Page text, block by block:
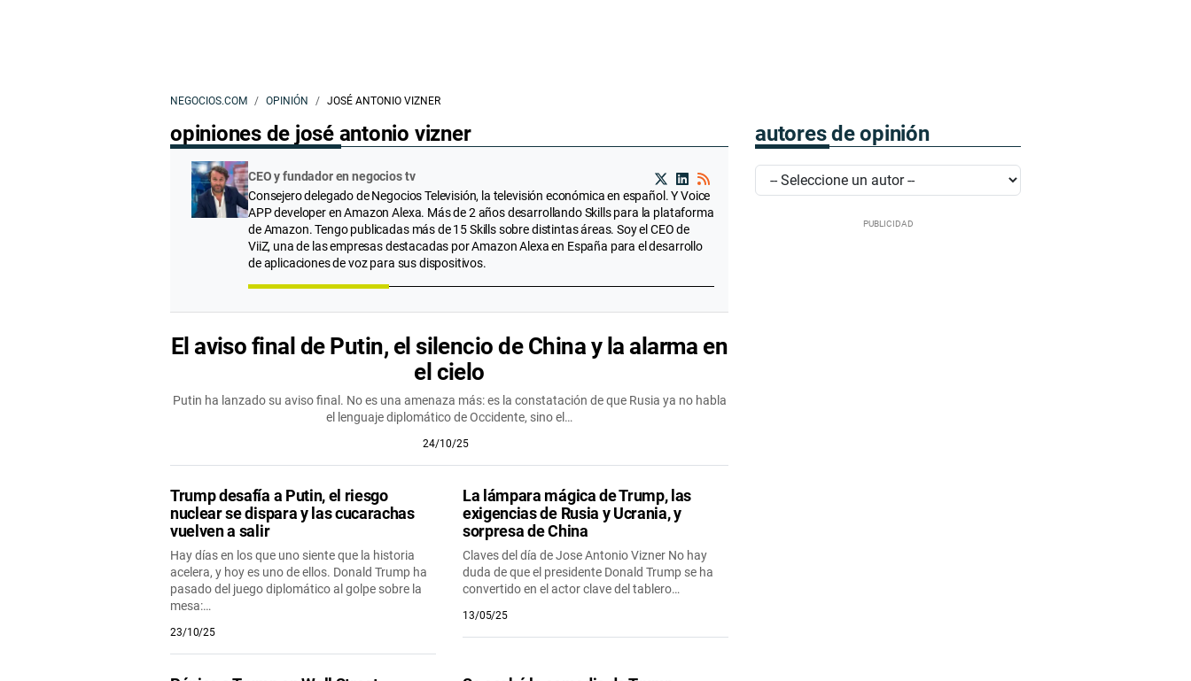
NEGOCIOS.COM OPINIÓN JOSÉ ANTONIO VIZNER
opiniones de josé antonio vizner
CEO y fundador en negocios tv
Consejero delegado de Negocios Televisión, la televisión económica en español. Y Voice
APP developer en Amazon Alexa. Más de 2 años desarrollando Skills para la plataforma
de Amazon. Tengo publicadas más de 15 Skills sobre distintas áreas. Soy el CEO de
ViiZ, una de las empresas destacadas por Amazon Alexa en España para el desarrollo
de aplicaciones de voz para sus dispositivos.
El aviso final de Putin, el silencio de China y la alarma en
el cielo
Putin ha lanzado su aviso final. No es una amenaza más: es la constatación de que Rusia ya no habla
el lenguaje diplomático de Occidente, sino el…
24/10/25
Trump desafía a Putin, el riesgo
nuclear se dispara y las cucarachas
vuelven a salir
Hay días en los que uno siente que la historia
acelera, y hoy es uno de ellos. Donald Trump ha
pasado del juego diplomático al golpe sobre la
mesa:…
23/10/25
La lámpara mágica de Trump, las
exigencias de Rusia y Ucrania, y
sorpresa de China
Claves del día de Jose Antonio Vizner No hay
duda de que el presidente Donald Trump se ha
convertido en el actor clave del tablero…
13/05/25
autores de opinión